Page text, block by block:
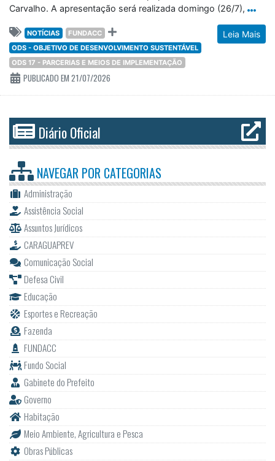
ODS 17 - PARCERIAS E MEIOS DE IMPLEMENTAÇÃO
PUBLICADO EM 21/07/2026
Diário Oficial
NAVEGAR POR
Administração
Assistência Social
Assuntos Jurídicos
CARAGUAPREV
Comunicação Social
Defesa Civil
Educação
Esportes e Recreação
Fazenda
FUNDACC
Fundo Social
Gabinete do Prefeito
Governo
Habitação
Meio Ambiente, Agricultura e Pesca
Obras Públicas
PAT
Pessoa com Deficiência e do Idoso
Planejamento Estratégico e Desenvolvimento